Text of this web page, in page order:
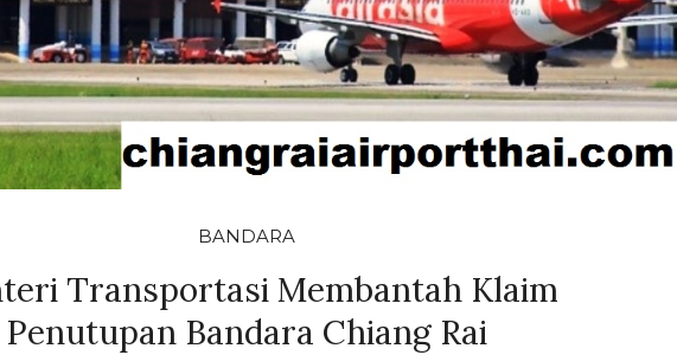
BANDARA
Transportasi Membantah Klaim
Penutupan Bandara Chiang Rai